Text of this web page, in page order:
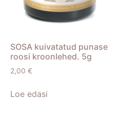
SOSA kuivatatud punase
roosi kroonlehed. 5g
2,00 €
Loe edasi